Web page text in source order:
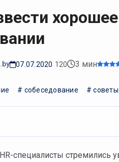
07.07.2020 120 3 мин
# собеседование # советы